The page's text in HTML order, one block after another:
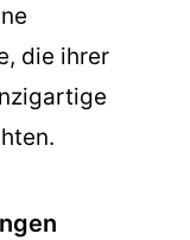
die ihrer